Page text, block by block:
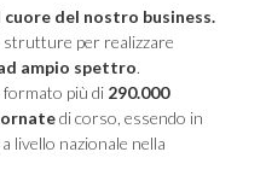
del nostro business.
strutture per realizzare
ampio spettro.
formato più di 290.000
di corso, essendo in
livello nazionale nella